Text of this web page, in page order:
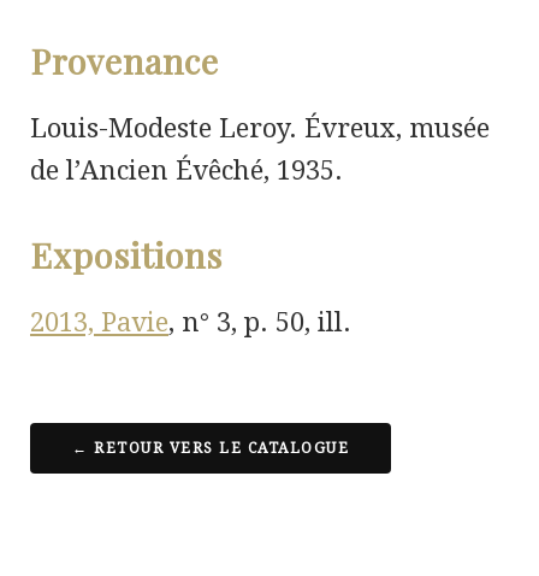
Provenance
Louis-Modeste Leroy. Évreux, musée
de l’Ancien Évêché, 1935.
Expositions
2013, Pavie, n° 3, p. 50, ill.
← RETOUR VERS LE CATALOGUE